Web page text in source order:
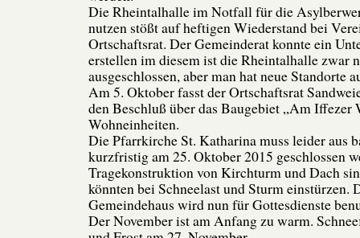
Die Rheintalhalle im Notfall für die
nutzen stößt auf heftigen Wiederstand bei
Ortschaftsrat. Der Gemeinderat konnte ein
erstellen im diesem ist die Rheintalhalle zwar
ausgeschlossen, aber man hat neue Standorte
Am 5. Oktober fasst der Ortschaftsrat
den Beschluß über das Baugebiet „Am Iffezer
Wohneinheiten.
Die Pfarrkirche St. Katharina muss leider aus
kurzfristig am 25. Oktober 2015 geschlossen
Tragekonstruktion von Kirchturm und Dach
könnten bei Schneelast und Sturm einstürzen.
Gemeindehaus wird nun für Gottesdienste
Der November ist am Anfang zu warm.